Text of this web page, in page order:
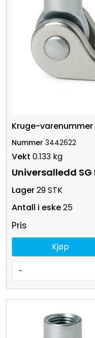
3442622
0.133 kg
Universalledd SG
29 STK
25
Pris
-
Kjøp